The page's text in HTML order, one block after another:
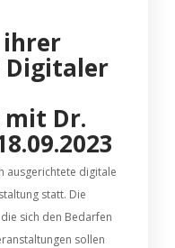
Digitaler
mit Dr.
ausgerichtete digitale
statt. Die
sich den Bedarfen
sollen